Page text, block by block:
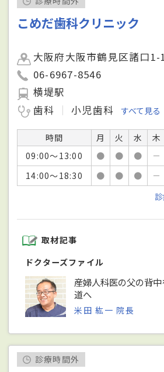
こめだ歯科クリニック
大阪府大阪市鶴見区諸口1-
06-6967-8546
横堤駅
歯科
小児歯科 すべて見る
時間 月 火 水 木
09:00～13:00
● ● ● －
14:00～18:30
● ● ● －
取材記事
ドクターズファイル
産婦人科医の父の背
道へ
米田 紘一 院長
診療時間外